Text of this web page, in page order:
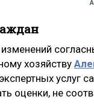
хозяйству
услуг
оценки, не